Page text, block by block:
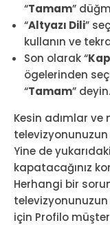
“Tamam”
“Altyazı Dili”
kullanın ve
Son olarak “
ögelerinden
“Tamam” deyin.
Kesin adımlar
Yine de
kapatacağınız
Herhangi bir
televizyonunuzun
için Profilo